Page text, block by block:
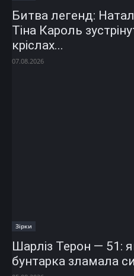
Битва легенд:
Тіна Кароль
кріслах...
07.08.2026
Зірки
Шарліз Терон — 51:
бунтарка зламала